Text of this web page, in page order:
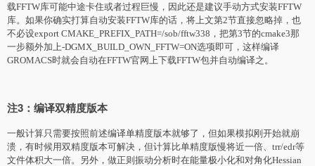
载FFTW库可能中途卡住或者过程巨慢，因此还是建议手动方式安装FFTW
库。如果你确实打算自动安装FFTW库的话，将上文第2节直接忽略掉，也
不必设export CMAKE_PREFIX_PATH=/sob/fftw338，把第3节的cmake3那
一步额外加上-DGMX_BUILD_OWN_FFTW=ON选项即可，这样编译
GROMACS时就会自动在FFTW官网上下载FFTW包并自动编译之。
注3：编译双精度版本
一般计算只需要按照前述编译单精度版本就够了，但如果模拟刚开始就崩
溃，有时候用双精度版本可解决，但计算比单精度版慢将近一倍、trr/edr等
文件体积大一倍。另外，做正则振动分析时在能量极小化和对角化Hessian